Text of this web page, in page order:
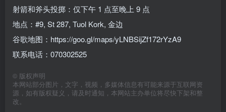
射箭和斧头投掷：仅下午 1 点至晚上 9 点
地点：#9, St 287, Tuol Kork, 金边
谷歌地图：https://goo.gl/maps/yLNBSijZf172rYzA9
联系电话：070302525
© 版权声明
本网站部分图片，文字，视频，多媒体信息有可能来源于互联网资
源，如有版权疑义，请及时通知，本网站主办单位将尽快下架和整
改。